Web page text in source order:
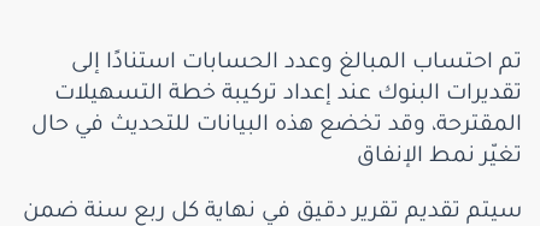
تم احتساب المبالغ وعدد الحسابات استنادًا إلى
تقديرات البنوك عند إعداد تركيبة خطة التسهيلات
المقترحة، وقد تخضع هذه البيانات للتحديث في حال
تغيّر نمط الإنفاق
سيتم تقديم تقرير دقيق في نهاية كل ربع سنة ضمن